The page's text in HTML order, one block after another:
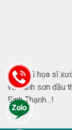
Đội ngũ họa sĩ
vẽ tranh sơn dầu
Bình Thạnh…!